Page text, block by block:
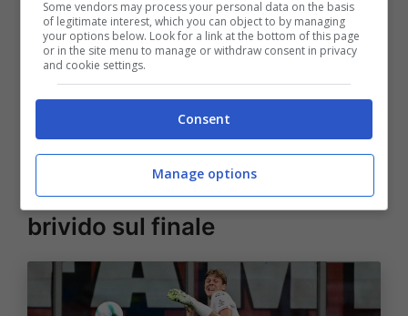
di Orsolini. Gli altri 5 sono nati contro ilPisa
(Odgaard al 53′), contro laFiorentina
(Cambiaghi al 52′), contro ilNapoli(Dallinga
al 50′) e gli ultimi due contro l’
(doppietta di Pobega al 54′ e al 59′).
Cremonese: attenzione al
brivido sul finale
Some vendors may process your personal data on the basis
of legitimate interest, which you can object to by managing
your options below. Look for a link at the bottom of this page
or in the site menu to manage or withdraw consent in privacy
and cookie settings.
Consent
Manage options